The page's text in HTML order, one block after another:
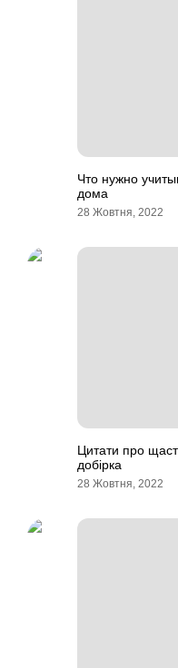
Что нужно
дома
28 Жовтня, 2022
Цитати про
добірка
28 Жовтня, 2022